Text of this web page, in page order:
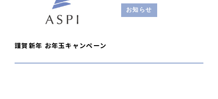
お知らせ
謹賀新年 お年玉キャンペーン